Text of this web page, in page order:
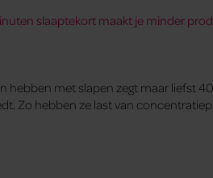
slaaptekort maakt je minder
hebben met slapen zegt maar liefst
Zo hebben ze last van